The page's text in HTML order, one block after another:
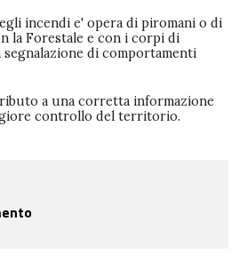
incendi e' opera di piromani o di
la Forestale e con i corpi di
di comportamenti
a una corretta informazione
controllo del territorio.